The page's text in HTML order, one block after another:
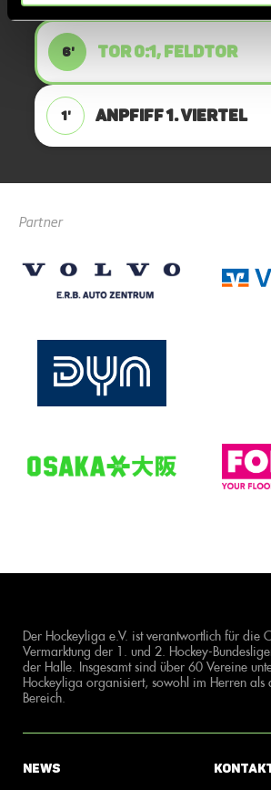
6' TOR 0:1, FELDTOR
1' ANPFIFF 1. Viertel
Partner
Der Hockeyliga e.V. ist verantwortlich für die
Vermarktung der 1. und 2. Hockey-
der Halle. Insgesamt sind über 60 Vereine
Hockeyliga organisiert, sowohl im Herren als
Bereich.
News